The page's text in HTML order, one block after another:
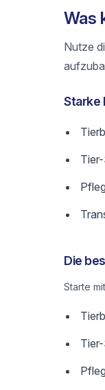
Was
Nutze
Starke
Die
Starte